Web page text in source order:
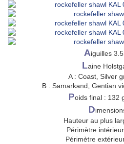
Aiguilles
Laine
A : Coast, Silver
B : Samarkand, Gentian
Poids final : 132
D
Hauteur au plus
Périmètre
Périmètre